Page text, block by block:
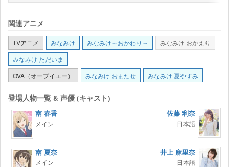
関連アニメ
TVアニメ みなみけ みなみけ～おかわり～
みなみけ おかえり
みなみけ ただいま
OVA（オーブイエー）
みなみけ おまたせ みなみけ 夏やすみ
登場人物一覧 & 声優 (キャスト)
南 春香
メイン
佐藤 利奈
日本語
南 夏奈
メイン
井上 麻里奈
日本語